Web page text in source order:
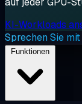
KI-Workloads
Sprechen Sie